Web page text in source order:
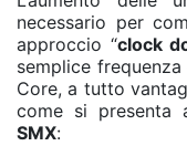
necessario per
approccio “clock
semplice
Core, a tutto
come si presenta
SMX: